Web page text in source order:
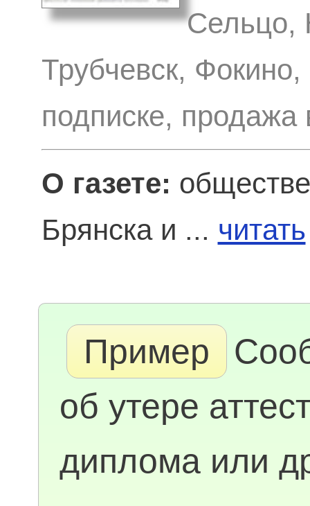
Сельцо,
Трубчевск,
подписке, продажа
О газете:
Брянска и ... читать
Пример
об утере
диплома или